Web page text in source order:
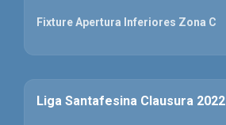
Fixture Apertura Inferiores Zona C
Liga Santafesina Clausura 2022